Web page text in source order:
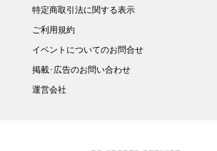
特定商取引法に関する表示
ご利用規約
イベントについてのお問合せ
掲載･広告のお問い合わせ
運営会社